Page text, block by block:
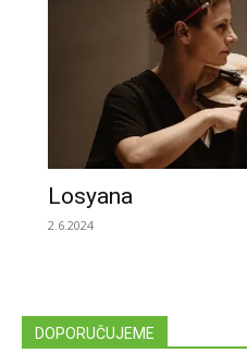
Losyana
2.6.2024
DOPORUČUJEME